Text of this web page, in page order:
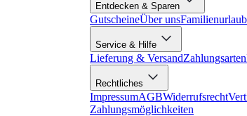
Entdecken & Sparen
GutscheineÜber unsFamilienurlaub
Service & Hilfe
Lieferung & VersandZahlungsarten
Rechtliches
ImpressumAGBWiderrufsrecht
Zahlungsmöglichkeiten